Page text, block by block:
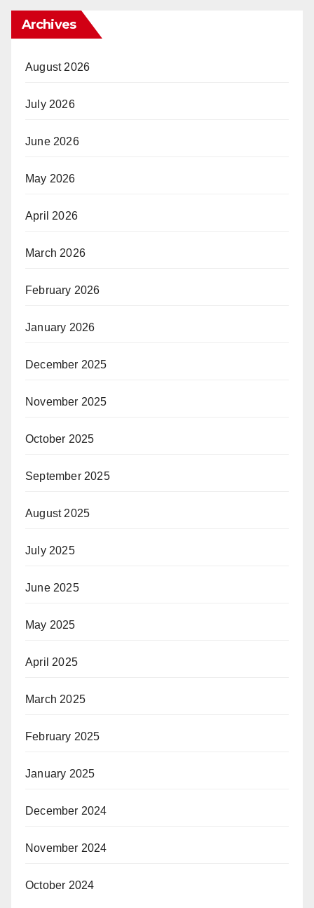
Archives
August 2026
July 2026
June 2026
May 2026
April 2026
March 2026
February 2026
January 2026
December 2025
November 2025
October 2025
September 2025
August 2025
July 2025
June 2025
May 2025
April 2025
March 2025
February 2025
January 2025
December 2024
November 2024
October 2024